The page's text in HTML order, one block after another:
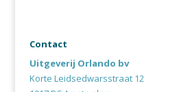
Contact
Uitgeverij Orlando bv
Korte Leidsedwarsstraat 12